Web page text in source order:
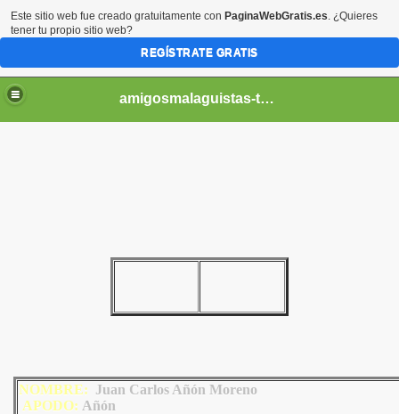
amigosmalaguistas-temporadas
NOMBRE: Juan Carlos Añón Moreno
APODO: Añón
Este sitio web fue creado gratuitamente con PaginaWebGratis.es. ¿Quieres
tener tu propio sitio web?
REGÍSTRATE GRATIS